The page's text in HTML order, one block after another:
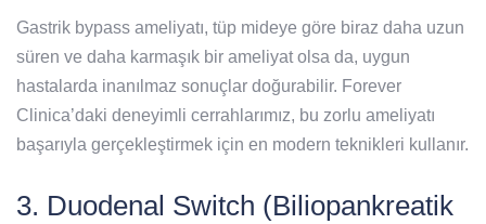
Gastrik bypass ameliyatı, tüp mideye göre biraz daha uzun
süren ve daha karmaşık bir ameliyat olsa da, uygun
hastalarda inanılmaz sonuçlar doğurabilir. Forever
Clinica’daki deneyimli cerrahlarımız, bu zorlu ameliyatı
başarıyla gerçekleştirmek için en modern teknikleri kullanır.
3. Duodenal Switch (Biliopankreatik